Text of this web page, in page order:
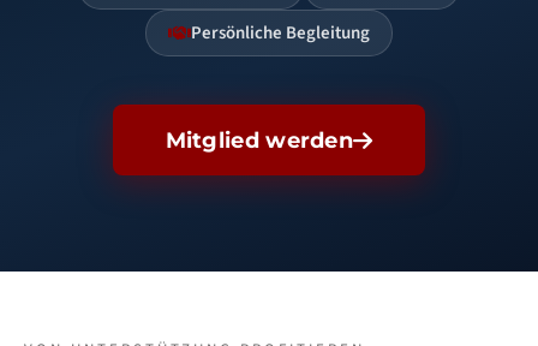
Persönliche Begleitung
Mitglied werden